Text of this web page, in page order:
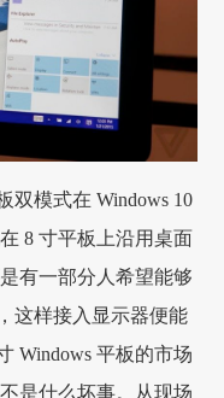
双模式在 Windows 10
8 寸平板上沿用桌面
有一部分人希望能够
这样接入显示器便能
Windows 平板的市场
是什么坏事。从现场